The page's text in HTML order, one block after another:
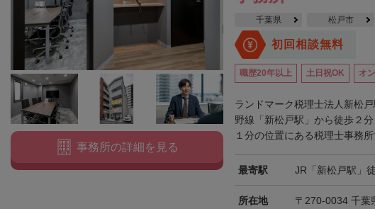
千葉県 松戸市
初回相談無料
職歴20年以上 土日祝OK オ
ランドマーク税理士法人新松
野線「新松戸駅」から徒歩２
１分の位置にある税理士事務
最寄駅 JR「新松戸駅」
所在地
〒270-0034 千葉
事務所の詳細を見る